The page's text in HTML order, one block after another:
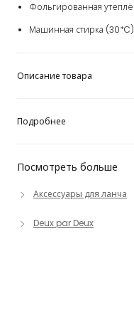
Посмотреть больше
Аксессуары для ланча
Deux par Deux
Фольгированная
Машинная стирка (30*C)
Описание товара
Подробнее